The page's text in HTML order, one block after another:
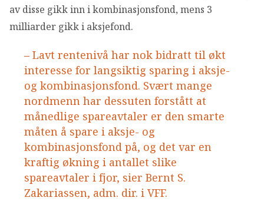
av disse gikk inn i kombinasjonsfond, mens 3
milliarder gikk i aksjefond.
– Lavt rentenivå har nok bidratt til økt
interesse for langsiktig sparing i aksje-
og kombinasjonsfond. Svært mange
nordmenn har dessuten forstått at
månedlige spareavtaler er den smarte
måten å spare i aksje- og
kombinasjonsfond på, og det var en
kraftig økning i antallet slike
spareavtaler i fjor, sier Bernt S.
Zakariassen, adm. dir. i VFF.